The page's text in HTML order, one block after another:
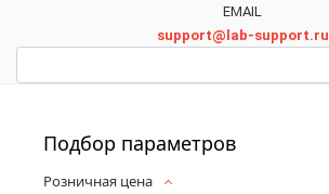
EMAIL
support@lab-support.ru
Подбор параметров
Розничная цена